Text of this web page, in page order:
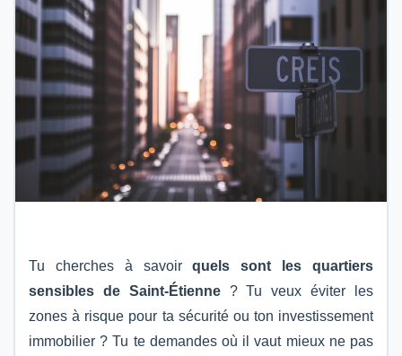
Tu cherches à savoirquels sont les quartiers
sensibles de Saint-Étienne? Tu veux éviter les
zones à risque pour ta sécurité ou ton investissement
immobilier ? Tu te demandes où il vaut mieux ne pas